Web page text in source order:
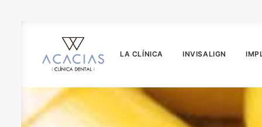
LA CLÍNICA INVISALIGN